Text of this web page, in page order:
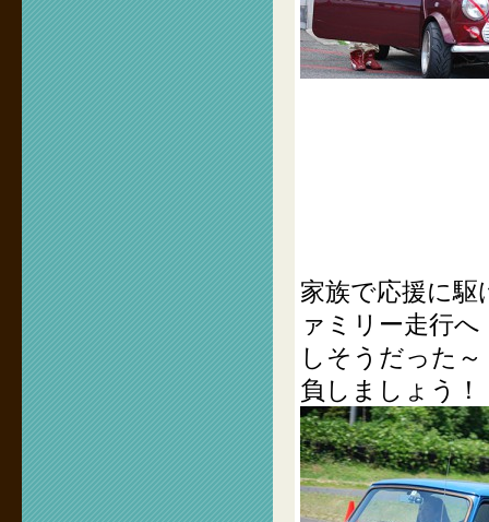
家族で応援に
ァミリー走行
しそうだった
負しましょう！